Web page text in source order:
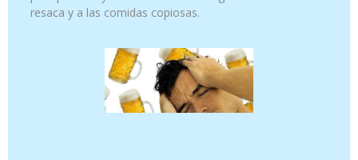
resaca y a las comidas copiosas.